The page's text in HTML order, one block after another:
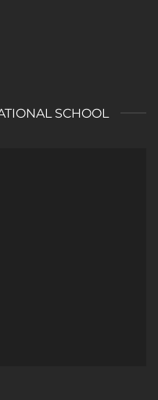
SCHOOL